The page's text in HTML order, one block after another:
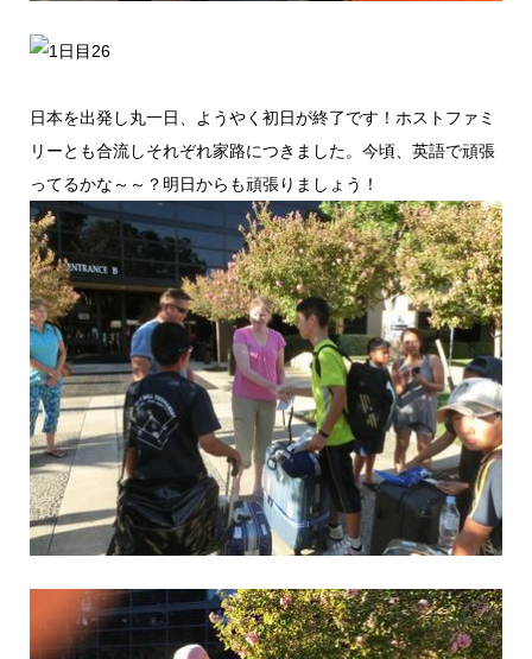
日本を出発し丸一日、ようやく初日が終了です！ホストファミ
リーとも合流しそれぞれ家路につきました。今頃、英語で頑張
ってるかな～～？明日からも頑張りましょう！